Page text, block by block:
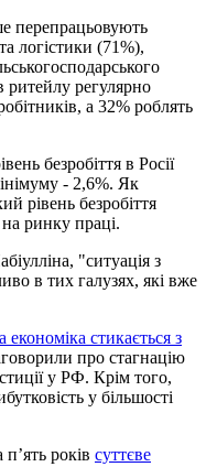
перепрацьовують
логістики (71%),
ритейлу регулярно
а 32% роблять
безробіття в Росії
- 2,6%. Як
рівень безробіття
ринку праці.
"ситуація з
в тих галузях, які вже
економіка стикається з
про стагнацію
у РФ. Крім того,
у більшості
років суттєве